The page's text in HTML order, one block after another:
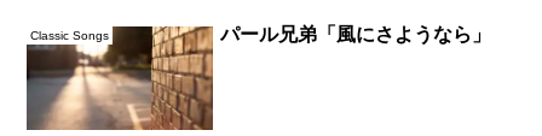
Classic Songs パール兄弟「風にさようなら」